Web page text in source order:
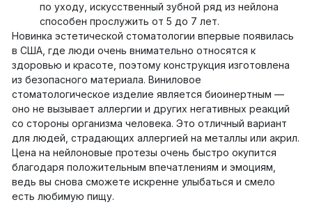
по уходу, искусственный зубной ряд из нейлона
способен прослужить от 5 до 7 лет.
Новинка эстетической стоматологии впервые появилась
в США, где люди очень внимательно относятся к
здоровью и красоте, поэтому конструкция изготовлена
из безопасного материала. Виниловое
стоматологическое изделие является биоинертным —
оно не вызывает аллергии и других негативных реакций
со стороны организма человека. Это отличный вариант
для людей, страдающих аллергией на металлы или акрил.
Цена на нейлоновые протезы очень быстро окупится
благодаря положительным впечатлениям и эмоциям,
ведь вы снова сможете искренне улыбаться и смело
есть любимую пищу.